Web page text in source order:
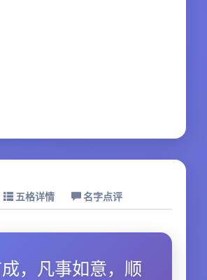
五格详情 名字点评
，凡事如意，顺